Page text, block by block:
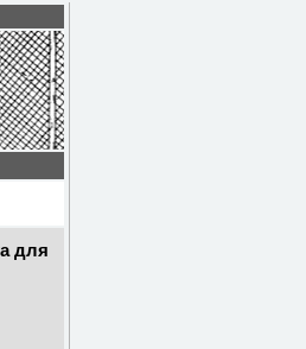
для